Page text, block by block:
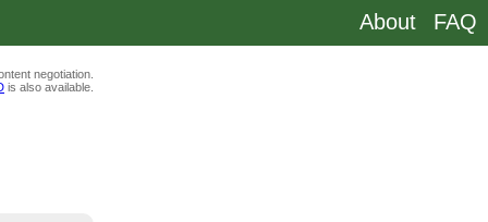
negotiation.
is also available.
About FAQ